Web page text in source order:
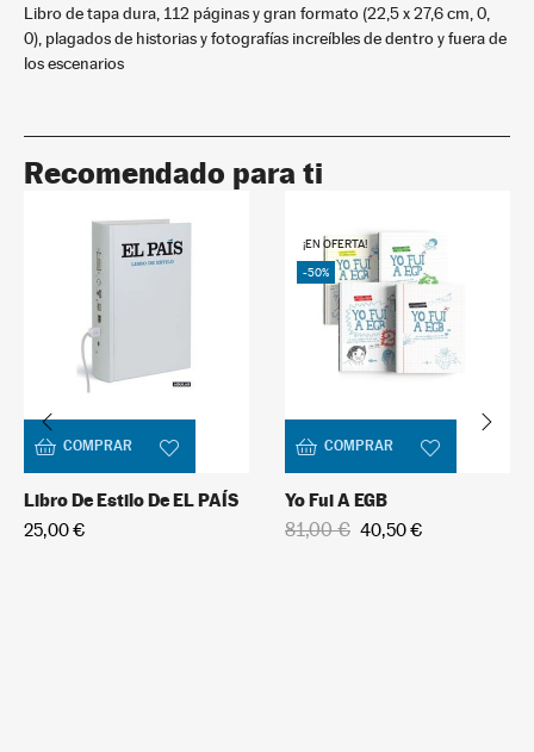
Libro de tapa dura, 112 páginas y gran formato (22,5 x 27,6 cm, 0,
0), plagados de historias y fotografías increíbles de dentro y fuera de
los escenarios
Recomendado para ti
COMPRAR
Libro De Estilo De EL PAÍS
25,00 €
¡EN OFERTA!
-50%
COMPRAR
Yo Fui A EGB
81,00 € 40,50 €